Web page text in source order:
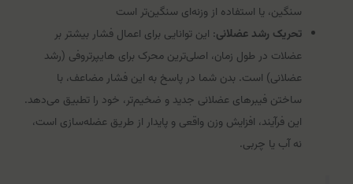
سنگین، یا استفاده از وزنه‌ای سنگین‌تر است
تحریک رشد عضلانی: این توانایی برای اعمال فشار بیشتر بر
عضلات در طول زمان، اصلی‌ترین محرک برای هایپرتروفی (رشد
عضلانی) است. بدن شما در پاسخ به این فشار مضاعف، با
ساختن فیبرهای عضلانی جدید و ضخیم‌تر، خود را تطبیق می‌دهد.
این فرآیند، افزایش وزن واقعی و پایدار از طریق عضله‌سازی است،
نه آب یا چربی.